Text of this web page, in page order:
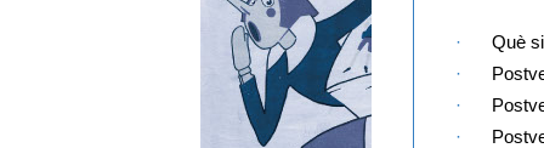
·
·
·
·
Què